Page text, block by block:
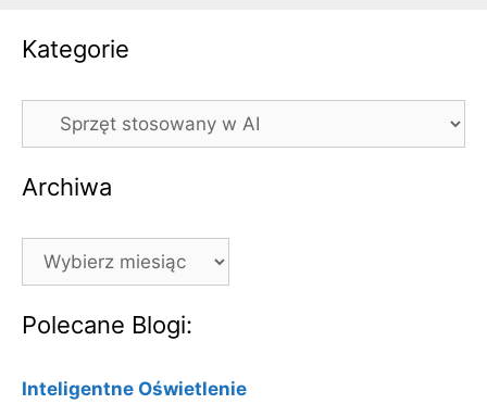
Kategorie
Kategorie
Archiwa
Archiwa
Polecane Blogi:
Inteligentne Oświetlenie